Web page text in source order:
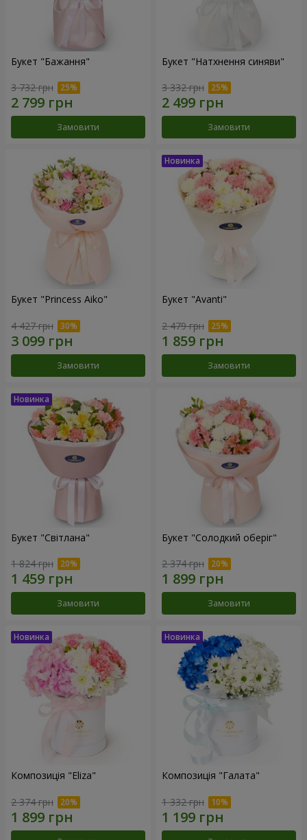
Букет "Бажання"
3 732 грн
Замовити
Букет "Натхнення синяви"
3 332 грн
Замовити
Букет "Princess Aiko"
4 427 грн
Замовити
Букет "Avanti"
2 479 грн
Замовити
Букет "Світлана"
1 824 грн
Замовити
Букет "Солодкий оберіг"
2 374 грн
Замовити
Композиція "Eliza"
2 374 грн
Композиція "Галата"
1 332 грн